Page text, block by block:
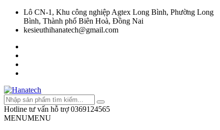
Lô CN-1, Khu công nghiệp Agtex Long Bình, Phường Long
Bình, Thành phố Biên Hoà, Đồng Nai
kesieuthihanatech@gmail.com
Hotline tư vấn hỗ trợ 0369124565
MENUMENU